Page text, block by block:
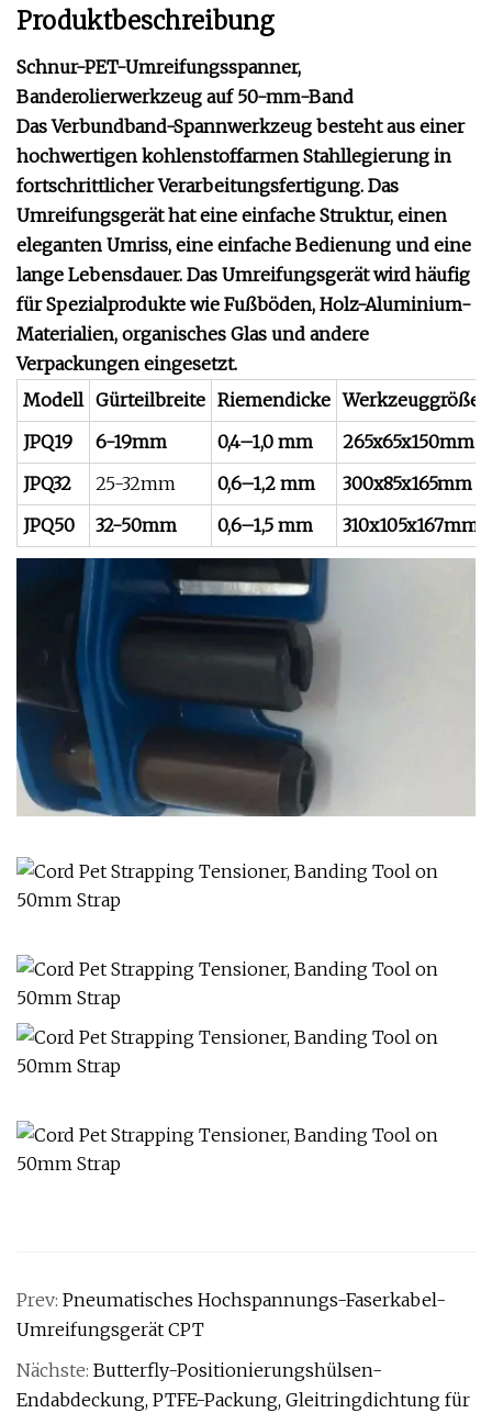
Produktbeschreibung
Schnur-PET-Umreifungsspanner,
Banderolierwerkzeug auf 50-mm-Band
Das Verbundband-Spannwerkzeug besteht aus einer
hochwertigen kohlenstoffarmen Stahllegierung in
fortschrittlicher Verarbeitungsfertigung. Das
Umreifungsgerät hat eine einfache Struktur, einen
eleganten Umriss, eine einfache Bedienung und eine
lange Lebensdauer. Das Umreifungsgerät wird häufig
für Spezialprodukte wie Fußböden, Holz-Aluminium-
Materialien, organisches Glas und andere
Verpackungen eingesetzt.
Modell Gürteilbreite Riemendicke Werkzeuggröße
JPQ19
6-19mm 0,4–1,0 mm
265x65x150mm
JPQ32
25-32mm 0,6–1,2 mm
300x85x165mm
JPQ50
32-50mm 0,6–1,5 mm 310x105x167mm
Prev: Pneumatisches Hochspannungs-Faserkabel-
Umreifungsgerät CPT
Nächste: Butterfly-Positionierungshülsen-
Endabdeckung, PTFE-Packung, Gleitringdichtung für